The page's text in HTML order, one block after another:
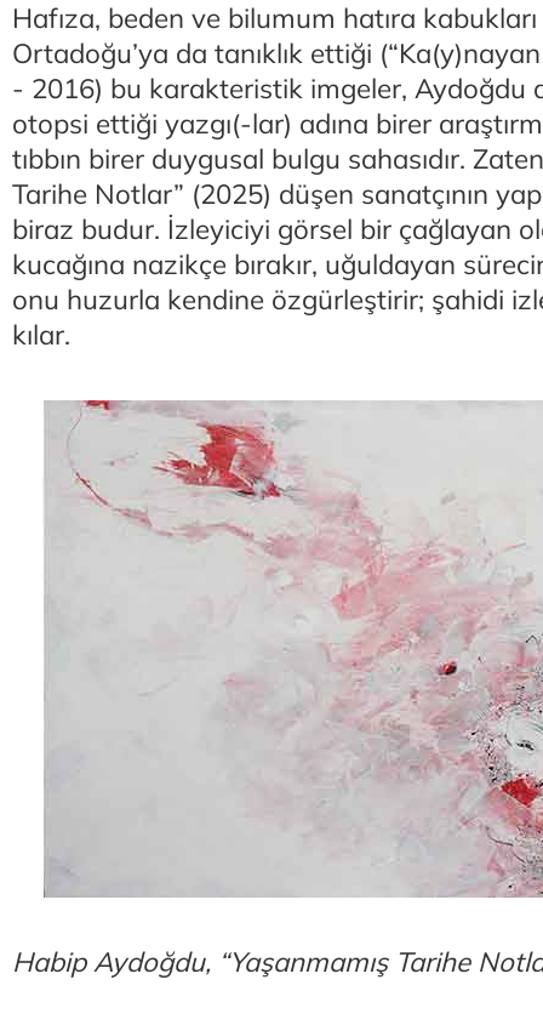
Hafıza, beden ve bilumum hatıra
Ortadoğu’ya da tanıklık ettiği
- 2016) bu karakteristik imgeler, Aydoğdu
otopsi ettiği yazgı(-lar) adına birer
tıbbın birer duygusal bulgu sahasıdır.
Tarihe Notlar” (2025) düşen sanatçının
biraz budur. İzleyiciyi görsel bir çağlayan
kucağına nazikçe bırakır, uğuldayan
onu huzurla kendine özgürleştirir; şahidi
kılar.
Habip Aydoğdu, “Yaşanmamış Tarihe